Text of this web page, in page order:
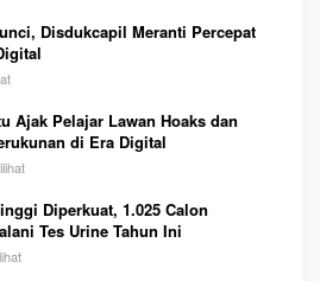
Disdukcapil Meranti Percepat
Ajak Pelajar Lawan Hoaks dan
di Era Digital
Diperkuat, 1.025 Calon
Tes Urine Tahun Ini